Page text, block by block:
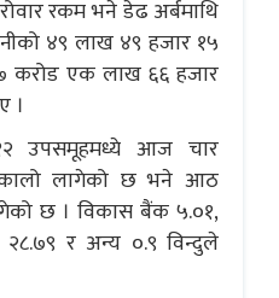
रकम भने डेढ अर्बमाथि
४९ लाख ४९ हजार १५
करोड एक लाख ६६ हजार
।
उपसमूहमध्ये आज चार
लागेको छ भने आठ
छ । विकास बैंक ५.०१,
२८.७९ र अन्य ०.९ विन्दुले